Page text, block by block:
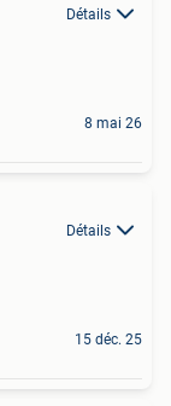
Détails
8 mai 26
Détails
15 déc. 25